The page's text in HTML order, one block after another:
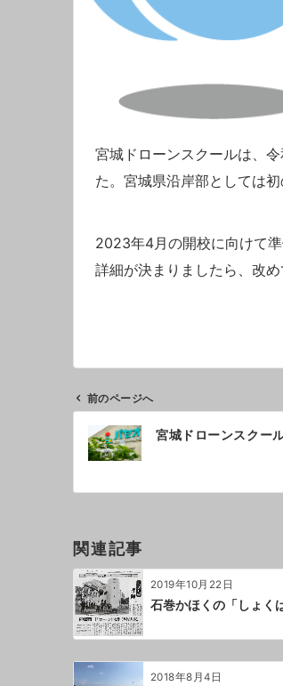
宮城ドローンスクールは、
た。宮城県沿岸部としては初
2023年4月の開校に向けて準
詳細が決まりましたら、改め
シ
ョ
ン
前のページへ
宮城ドローンスクー
関連記事
2019年10月22日
石巻かほくの「しょく
2018年8月4日